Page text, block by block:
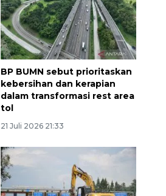
BP BUMN sebut prioritaskan
kebersihan dan kerapian
dalam transformasi rest area
tol
21 Juli 2026 21:33